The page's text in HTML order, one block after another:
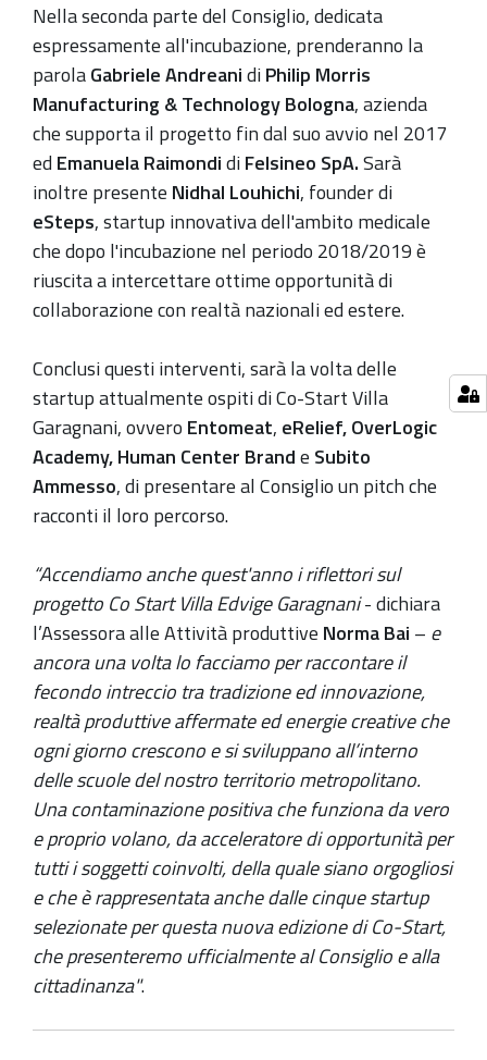
Nella seconda parte del Consiglio, dedicata
espressamente all'incubazione, prenderanno la
parolaGabriele AndreanidiPhilip Morris
Manufacturing & Technology Bologna, azienda
che supporta il progetto fin dal suo avvio nel 2017
ed Emanuela RaimondidiFelsineo SpA.Sarà
inoltre presente Nidhal Louhichi, founder di
eSteps, startup innovativa dell'ambito medicale
che dopo l'incubazione nel periodo 2018/2019 è
riuscita a intercettare ottime opportunità di
collaborazione con realtà nazionali ed estere.
Conclusi questi interventi, sarà la volta delle
startup attualmente ospiti di Co-Start Villa
Garagnani, ovvero Entomeat, eRelief, OverLogic
Academy, Human Center Brande Subito
Ammesso, di presentare al Consiglio un pitch che
racconti il loro percorso.
“Accendiamo anche quest'anno i riflettori sul
progetto Co Start Villa Edvige Garagnani- dichiara
l’Assessora alle Attività produttive Norma Bai – e
ancora una volta lo facciamo per raccontare il
fecondo intreccio tra tradizione ed innovazione,
realtà produttive affermate ed energie creative che
ogni giorno crescono e si sviluppano all’interno
delle scuole del nostro territorio metropolitano.
Una contaminazione positiva che funziona da vero
e proprio volano, da acceleratore di opportunità per
tutti i soggetti coinvolti, della quale siano orgogliosi
e che è rappresentata anche dalle cinque startup
selezionate per questa nuova edizione di Co-Start,
che presenteremo ufficialmente al Consiglio e alla
cittadinanza".